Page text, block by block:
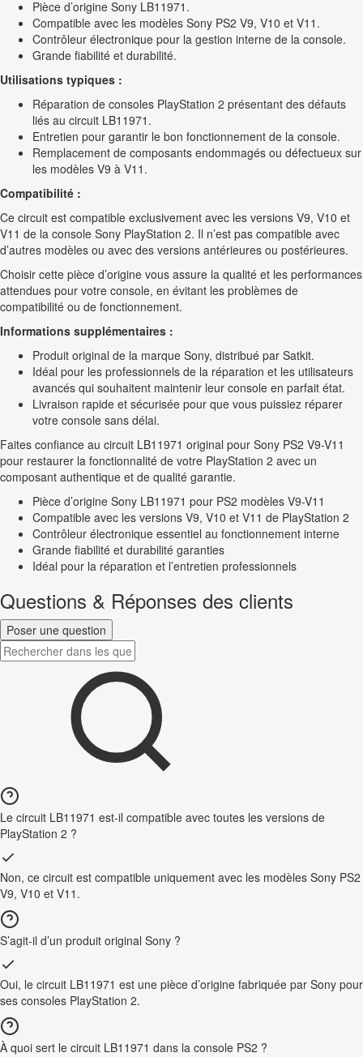
Pièce d’origine Sony LB11971.
Compatible avec les modèles Sony PS2 V9, V10 et V11.
Contrôleur électronique pour la gestion interne de la console.
Grande fiabilité et durabilité.
Utilisations typiques :
Réparation de consoles PlayStation 2 présentant des défauts
liés au circuit LB11971.
Entretien pour garantir le bon fonctionnement de la console.
Remplacement de composants endommagés ou défectueux sur
les modèles V9 à V11.
Compatibilité :
Ce circuit est compatible exclusivement avec les versions V9, V10 et
V11 de la console Sony PlayStation 2. Il n’est pas compatible avec
d’autres modèles ou avec des versions antérieures ou postérieures.
Choisir cette pièce d’origine vous assure la qualité et les performances
attendues pour votre console, en évitant les problèmes de
compatibilité ou de fonctionnement.
Informations supplémentaires :
Produit original de la marque Sony, distribué par Satkit.
Idéal pour les professionnels de la réparation et les utilisateurs
avancés qui souhaitent maintenir leur console en parfait état.
Livraison rapide et sécurisée pour que vous puissiez réparer
votre console sans délai.
Faites confiance au circuit LB11971 original pour Sony PS2 V9-V11
pour restaurer la fonctionnalité de votre PlayStation 2 avec un
composant authentique et de qualité garantie.
Pièce d’origine Sony LB11971 pour PS2 modèles V9-V11
Compatible avec les versions V9, V10 et V11 de PlayStation 2
Contrôleur électronique essentiel au fonctionnement interne
Grande fiabilité et durabilité garanties
Idéal pour la réparation et l’entretien professionnels
Questions & Réponses des clients
Poser une question
Le circuit LB11971 est-il compatible avec toutes les versions de
PlayStation 2 ?
Non, ce circuit est compatible uniquement avec les modèles Sony PS2
V9, V10 et V11.
S’agit-il d’un produit original Sony ?
Oui, le circuit LB11971 est une pièce d’origine fabriquée par Sony pour
ses consoles PlayStation 2.
À quoi sert le circuit LB11971 dans la console PS2 ?